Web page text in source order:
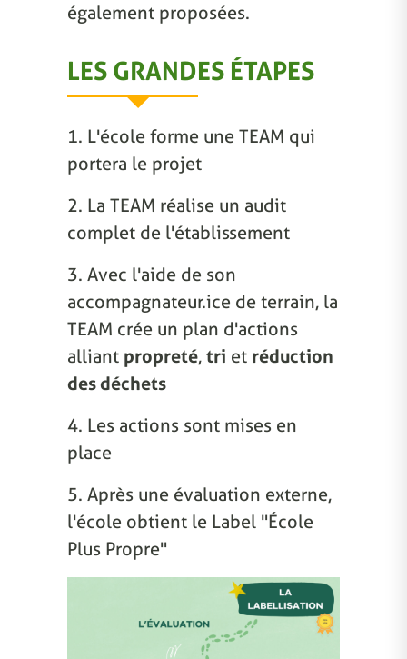
également proposées.
LES GRANDES ÉTAPES
1. L'école forme une TEAM qui
portera le projet
2. La TEAM réalise un audit
complet de l'établissement
3. Avec l'aide de son
accompagnateur.ice de terrain, la
TEAM crée un plan d'actions
alliant propreté, tri et réduction
des déchets
4. Les actions sont mises en
place
5. Après une évaluation externe,
l'école obtient le Label "École
Plus Propre"